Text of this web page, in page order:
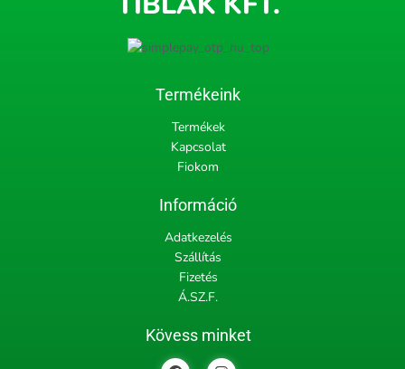
Termékeink
Termékek
Kapcsolat
Fiokom
Információ
Adatkezelés
Szállítás
Fizetés
Á.SZ.F.
Kövess minket
F I